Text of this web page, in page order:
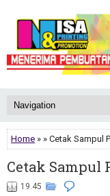
Home » » Cetak Sampul
Cetak Sampul
19.45